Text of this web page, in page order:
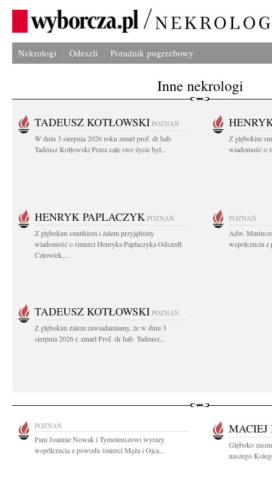
Nekrologi Odeszli Poradnik pogrzebowy
Inne nekrologi
TADEUSZ KOTŁOWSKI POZNAŃ
W dniu 3 sierpnia 2026 roku zmarł prof. dr hab.
Tadeusz Kotłowski Przez całe swe życie był...
Z głębokim
wiadomość o
HENRYK PAPLACZYK POZNAŃ
Z głębokim smutkiem i żalem przyjęliśmy
wiadomość o śmierci Henryka Paplaczyka Odszedł
Człowiek,...
POZNAŃ
Adw.
współczucia
TADEUSZ KOTŁOWSKI POZNAŃ
Z głębokim żalem zawiadamiamy, że w dniu 3
sierpnia 2026 r. zmarł Prof. dr hab. Tadeusz...
POZNAŃ
Pani Joannie Nowak i Tymoteuszowi wyrazy
współczucia z powodu śmierci Męża i Ojca...
MACIEJ
Głęboko
naszego